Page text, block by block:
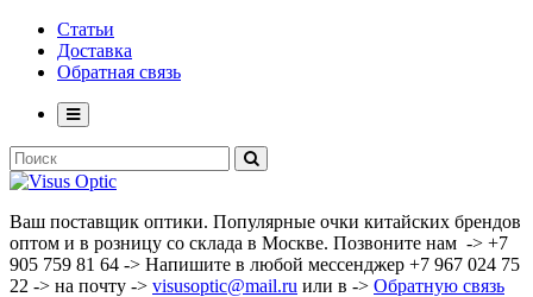
Статьи
Доставка
Обратная связь
Ваш поставщик оптики. Популярные очки китайских брендов
оптом и в розницу со склада в Москве. Позвоните нам -> +7
905 759 81 64 -> Напишите в любой мессенджер +7 967 024 75
22 -> на почту -> visusoptic@mail.ru или в -> Обратную связь